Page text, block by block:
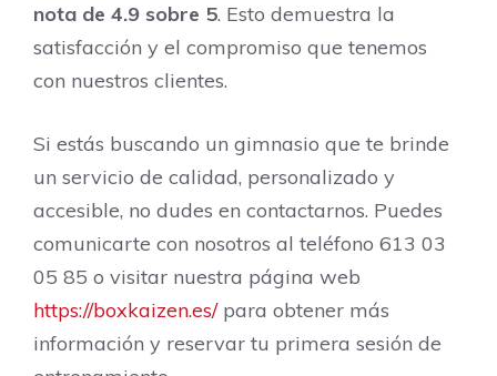
nota de 4.9 sobre 5. Esto demuestra la
satisfacción y el compromiso que tenemos
con nuestros clientes.
Si estás buscando un gimnasio que te brinde
un servicio de calidad, personalizado y
accesible, no dudes en contactarnos. Puedes
comunicarte con nosotros al teléfono 613 03
05 85 o visitar nuestra página web
https://boxkaizen.es/para obtener más
información y reservar tu primera sesión de